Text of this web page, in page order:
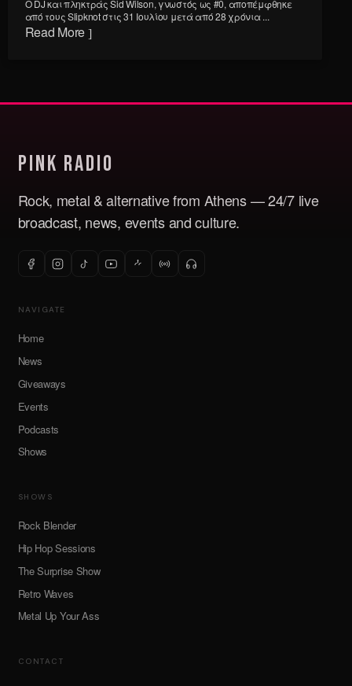
Ο DJ και πληκτράς Sid Wilson, γνωστός ως #0, αποπέμφθηκε
από τους Slipknot στις 31 Ιουλίου μετά από 28 χρόνια ...
Read More
Pink Radio
Rock, metal & alternative from Athens — 24/7 live
broadcast, news, events and culture.
NAVIGATE
Home
News
Giveaways
Events
Podcasts
Shows
SHOWS
Rock Blender
Hip Hop Sessions
The Surprise Show
Retro Waves
Metal Up Your Ass
CONTACT